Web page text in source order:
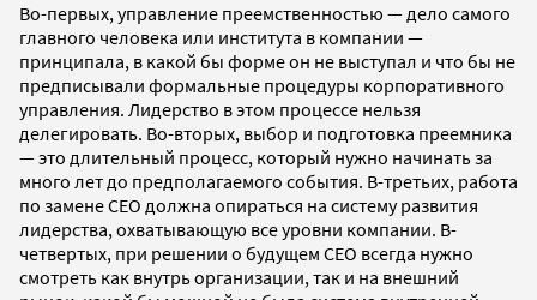
Во-первых, управление преемственностью — дело самого
главного человека или института в компании —
принципала, в какой бы форме он не выступал и что бы не
предписывали формальные процедуры корпоративного
управления. Лидерство в этом процессе нельзя
делегировать. Во-вторых, выбор и подготовка преемника
— это длительный процесс, который нужно начинать за
много лет до предполагаемого события. В-третьих, работа
по замене СЕО должна опираться на систему развития
лидерства, охватывающую все уровни компании. В-
четвертых, при решении о будущем СЕО всегда нужно
смотреть как внутрь организации, так и на внешний